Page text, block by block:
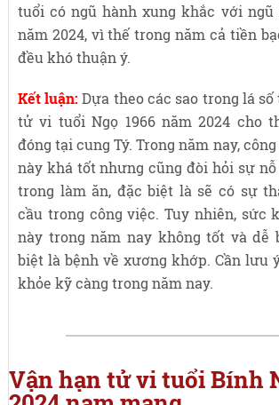
tuổi có ngũ hành xung khắc với ngũ
năm 2024, vì thế trong năm cả tiền
đều khó thuận ý.
Kết luận: Dựa theo các sao trong lá
tử vi tuổi Ngọ 1966 năm 2024 cho
đóng tại cung Tý. Trong năm nay,
này khá tốt nhưng cũng đòi hỏi sự
trong làm ăn, đặc biệt là sẽ có sự
cầu trong công việc. Tuy nhiên, sức
này trong năm nay không tốt và dễ
biệt là bệnh về xương khớp. Cần lưu
khỏe kỹ càng trong năm nay.
Vận hạn tử vi tuổi Bính